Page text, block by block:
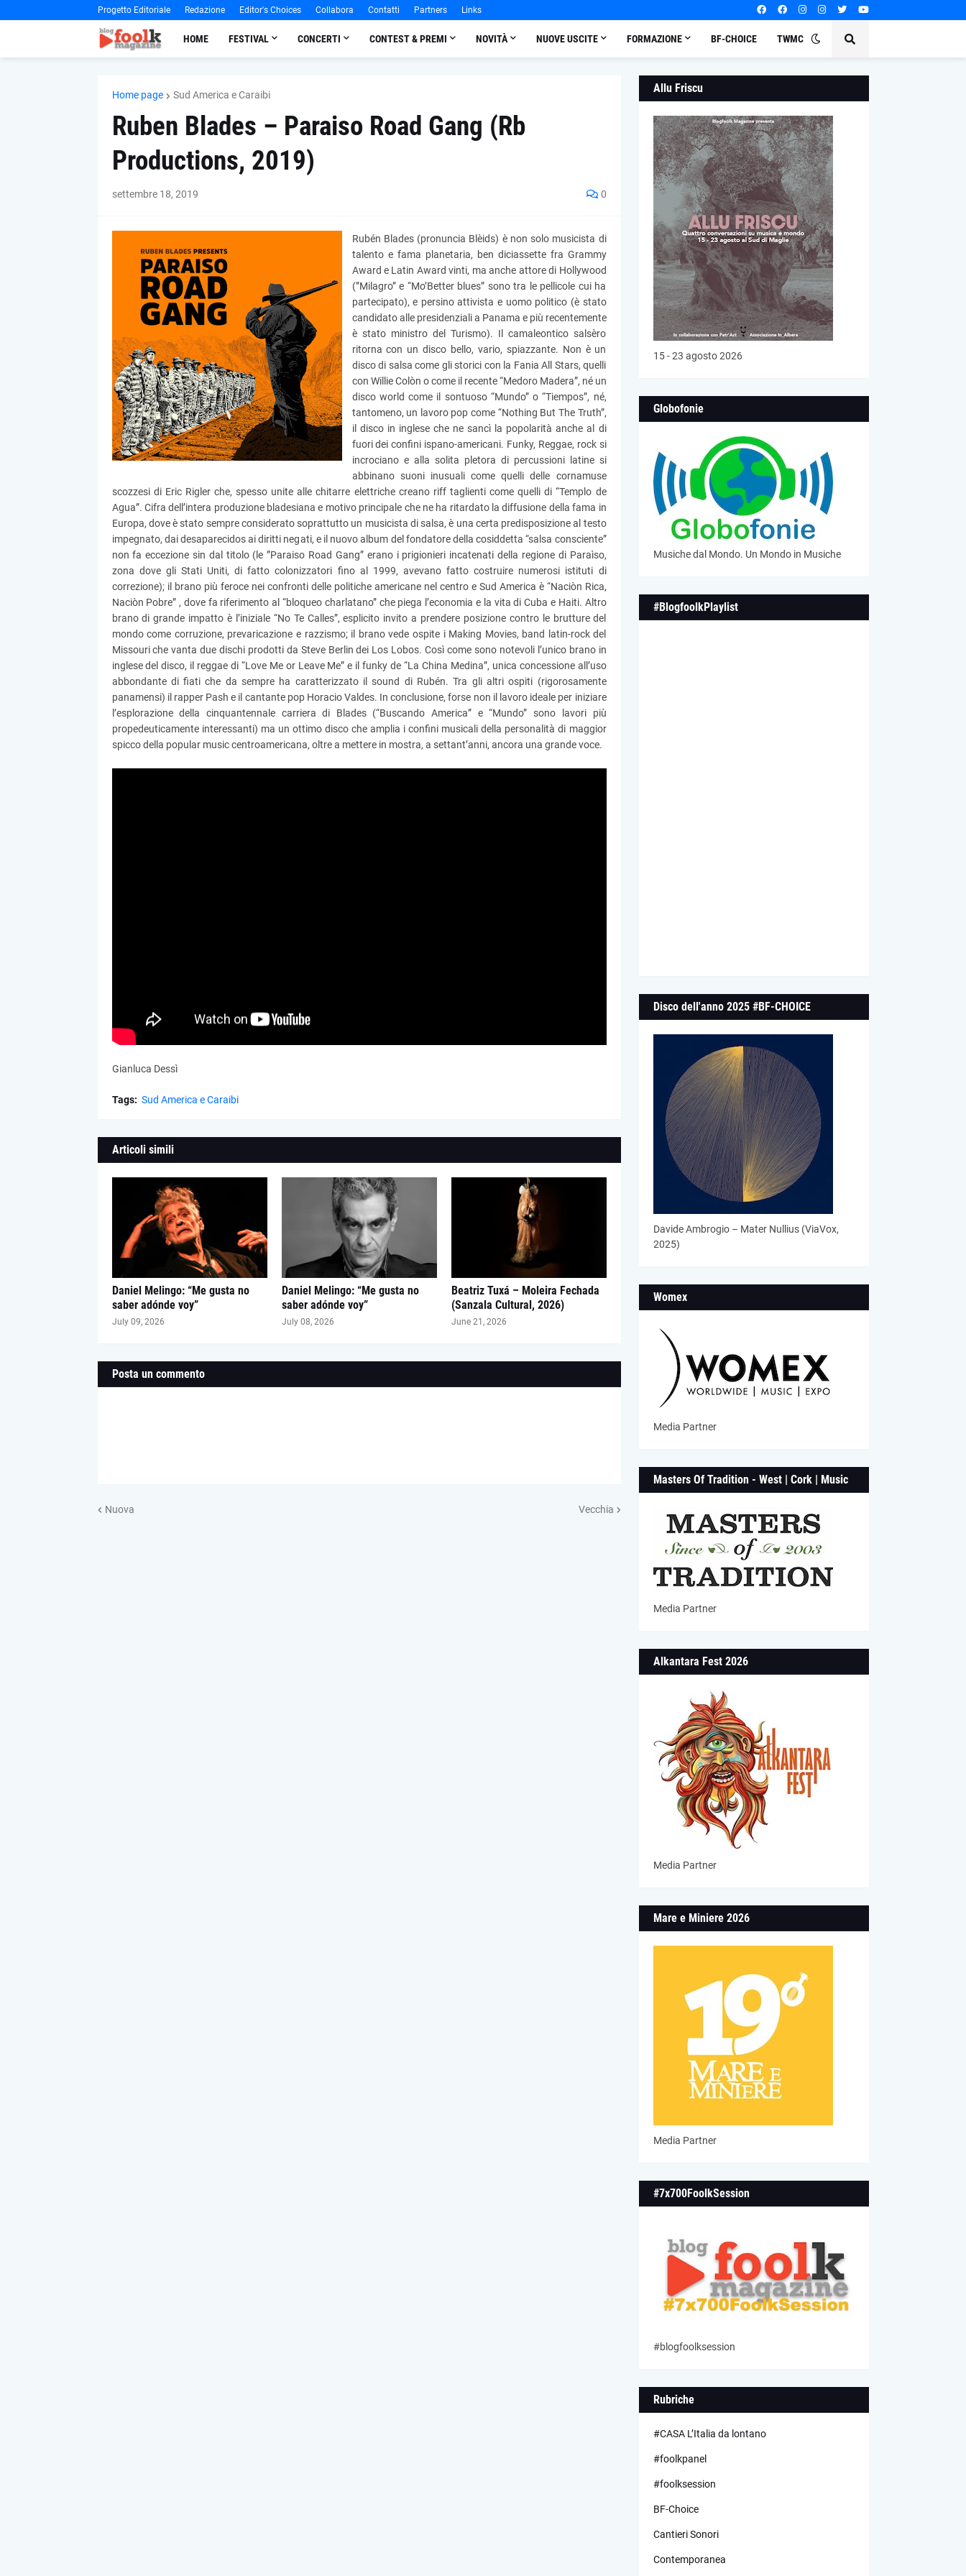
Progetto Editoriale Redazione Editor's Choices Collabora Contatti Partners Links
HOME FESTIVAL CONCERTI CONTEST & PREMI NOVITÀ NUOVE USCITE FORMAZIONE BF-CHOICE TWMC
Home page Sud America e Caraibi
Ruben Blades – Paraiso Road Gang (Rb
Productions, 2019)
settembre 18, 2019 0
Rubén Blades (pronuncia Blèids) è non solo musicista di
talento e fama planetaria, ben diciassette fra Grammy
Award e Latin Award vinti, ma anche attore di Hollywood
(”Milagro” e “Mo’Better blues” sono tra le pellicole cui ha
partecipato), e persino attivista e uomo politico (è stato
candidato alle presidenziali a Panama e più recentemente
è stato ministro del Turismo). Il camaleontico salsèro
ritorna con un disco bello, vario, spiazzante. Non è un
disco di salsa come gli storici con la Fania All Stars, quelli
con Willie Colòn o come il recente “Medoro Madera”, né un
disco world come il sontuoso “Mundo” o “Tiempos”, né,
tantomeno, un lavoro pop come “Nothing But The Truth”,
il disco in inglese che ne sancì la popolarità anche al di
fuori dei confini ispano-americani. Funky, Reggae, rock si
incrociano e alla solita pletora di percussioni latine si
abbinano suoni inusuali come quelli delle cornamuse
scozzesi di Eric Rigler che, spesso unite alle chitarre elettriche creano riff taglienti come quelli di “Templo de
Agua”. Cifra dell’intera produzione bladesiana e motivo principale che ne ha ritardato la diffusione della fama in
Europa, dove è stato sempre considerato soprattutto un musicista di salsa, è una certa predisposizione al testo
impegnato, dai desaparecidos ai diritti negati, e il nuovo album del fondatore della cosiddetta “salsa consciente”
non fa eccezione sin dal titolo (le ”Paraiso Road Gang” erano i prigionieri incatenati della regione di Paraìso,
zona dove gli Stati Uniti, di fatto colonizzatori fino al 1999, avevano fatto costruire numerosi istituti di
correzione); il brano più feroce nei confronti delle politiche americane nel centro e Sud America è “Naciòn Rica,
Naciòn Pobre” , dove fa riferimento al “bloqueo charlatano” che piega l’economia e la vita di Cuba e Haiti. Altro
brano di grande impatto è l’iniziale “No Te Calles”, esplicito invito a prendere posizione contro le brutture del
mondo come corruzione, prevaricazione e razzismo; il brano vede ospite i Making Movies, band latin-rock del
Missouri che vanta due dischi prodotti da Steve Berlin dei Los Lobos. Così come sono notevoli l’unico brano in
inglese del disco, il reggae di “Love Me or Leave Me” e il funky de “La China Medina”, unica concessione all’uso
abbondante di fiati che da sempre ha caratterizzato il sound di Rubén. Tra gli altri ospiti (rigorosamente
panamensi) il rapper Pash e il cantante pop Horacio Valdes. In conclusione, forse non il lavoro ideale per iniziare
l’esplorazione della cinquantennale carriera di Blades (“Buscando America” e “Mundo” sono lavori più
propedeuticamente interessanti) ma un ottimo disco che amplia i confini musicali della personalità di maggior
spicco della popular music centroamericana, oltre a mettere in mostra, a settant’anni, ancora una grande voce.
Gianluca Dessì
Tags: Sud America e Caraibi
Articoli simili
Daniel Melingo: “Me gusta no
saber adónde voy”
July 09, 2026
Daniel Melingo: “Me gusta no
saber adónde voy”
July 08, 2026
Beatriz Tuxá – Moleira Fechada
(Sanzala Cultural, 2026)
June 21, 2026
Posta un commento
Nuova Vecchia
Allu Friscu
15 - 23 agosto 2026
Globofonie
Musiche dal Mondo. Un Mondo in Musiche
#BlogfoolkPlaylist
Disco dell'anno 2025 #BF-CHOICE
Davide Ambrogio – Mater Nullius (ViaVox,
2025)
Womex
Media Partner
Masters Of Tradition - West | Cork | Music
Media Partner
Alkantara Fest 2026
Media Partner
Mare e Miniere 2026
Media Partner
#7x700FoolkSession
#blogfoolksession
Rubriche
#CASA L’Italia da lontano
#foolkpanel
#foolksession
BF-Choice
Cantieri Sonori
Contemporanea